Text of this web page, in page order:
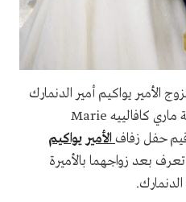
24 مايو من عام 2008، تزوج الأمير يواكيم أمير الدنمارك
(38 عام وقتها) من زوجته الثانية ماري كافالييه Marie
الأمير يواكيم
بعد زواجهما بالأميرة